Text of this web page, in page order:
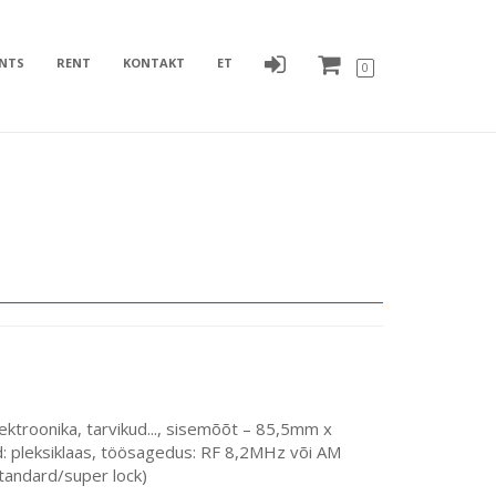
RENT KONTAKT ET 0
tarvikud..., sisemõõt – 85,5mm x
pleksiklaas, töösagedus: RF 8,2MHz või AM
super lock)